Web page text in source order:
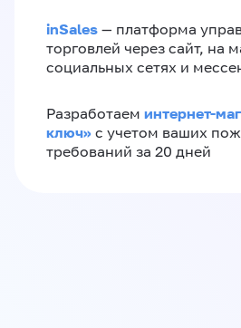
inSales — платформа
торговлей через сайт, на
социальных сетях и
Разработаем интернет-
ключ»‎ с учетом ваших
требований за 20 дней